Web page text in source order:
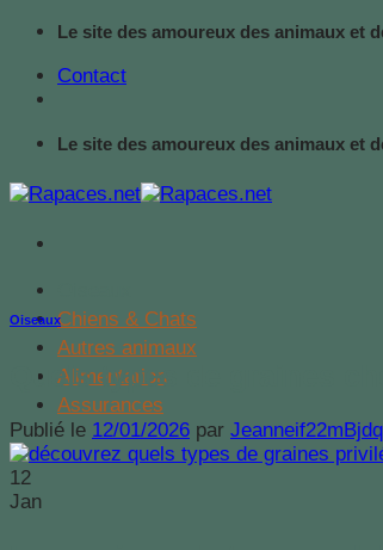
Passer
contenu
Le site des amoureux des animaux et
Contact
Le site des amoureux des animaux et
Chiens & Chats
Autres animaux
Alimentation
Assurances
Oiseaux
Quels types de graines
Publié le 12/01/2026 par
12
Jan